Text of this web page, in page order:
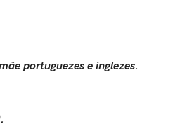
portuguezes e inglezes.